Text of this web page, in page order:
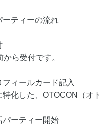
ーティーの流れ
から受付です。
フィールカード記入
特化した、OTOCON（オ
パーティー開始